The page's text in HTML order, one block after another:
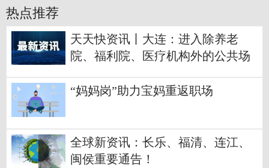
热点推荐
天天快资讯丨大连：进入除养老
院、福利院、医疗机构外的公共场
“妈妈岗”助力宝妈重返职场
全球新资讯：长乐、福清、连江、
闽侯重要通告！